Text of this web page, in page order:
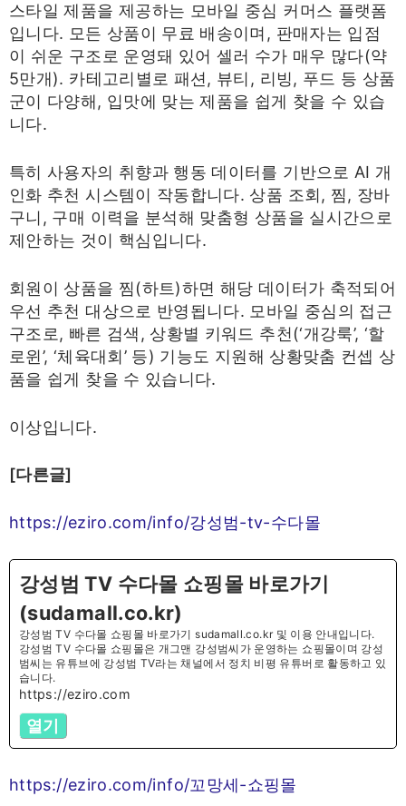
스타일 제품을 제공하는 모바일 중심 커머스 플랫폼
입니다. 모든 상품이 무료 배송이며, 판매자는 입점
이 쉬운 구조로 운영돼 있어 셀러 수가 매우 많다(약
5만개). 카테고리별로 패션, 뷰티, 리빙, 푸드 등 상품
군이 다양해, 입맛에 맞는 제품을 쉽게 찾을 수 있습
니다.
특히 사용자의 취향과 행동 데이터를 기반으로 AI 개
인화 추천 시스템이 작동합니다. 상품 조회, 찜, 장바
구니, 구매 이력을 분석해 맞춤형 상품을 실시간으로
제안하는 것이 핵심입니다.
회원이 상품을 찜(하트)하면 해당 데이터가 축적되어
우선 추천 대상으로 반영됩니다. 모바일 중심의 접근
구조로, 빠른 검색, 상황별 키워드 추천(‘개강룩’, ‘할
로윈’, ‘체육대회’ 등) 기능도 지원해 상황맞춤 컨셉 상
품을 쉽게 찾을 수 있습니다.
이상입니다.
[다른글]
https://eziro.com/info/강성범-tv-수다몰
강성범 TV 수다몰 쇼핑몰 바로가기
(sudamall.co.kr)
강성범 TV 수다몰 쇼핑몰 바로가기 sudamall.co.kr 및 이용 안내입니다.
강성범 TV 수다몰 쇼핑몰은 개그맨 강성범씨가 운영하는 쇼핑몰이며 강성
범씨는 유튜브에 강성범 TV라는 채널에서 정치 비평 유튜버로 활동하고 있
습니다.
https://eziro.com
열기
https://eziro.com/info/꼬망세-쇼핑몰